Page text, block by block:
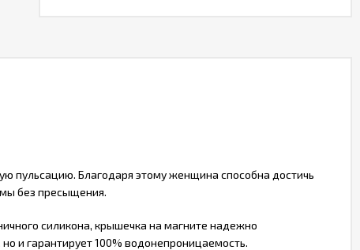
пульсацию. Благодаря этому женщина способна достичь
без пресыщения.
силикона, крышечка на магните надежно
и гарантирует 100% водонепроницаемость.